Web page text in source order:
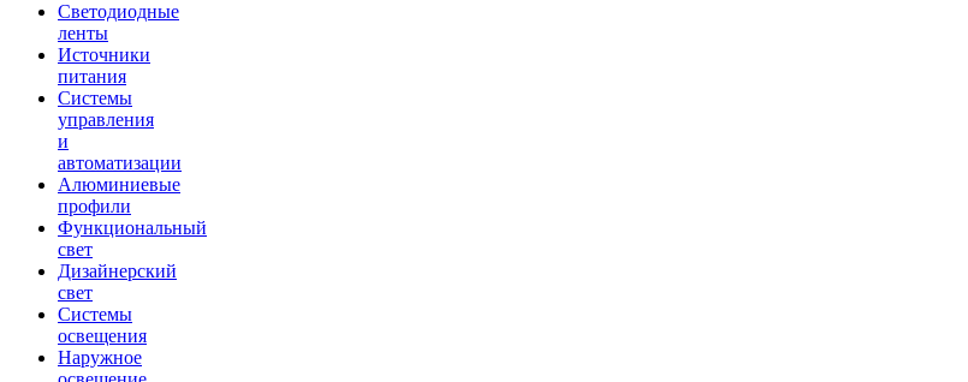
Светодиодные
ленты
Источники
питания
Системы
управления
и
автоматизации
Алюминиевые
профили
Функциональный
свет
Дизайнерский
свет
Системы
освещения
Наружное